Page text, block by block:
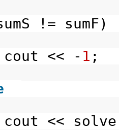
!=
<< - 1 ;
<<